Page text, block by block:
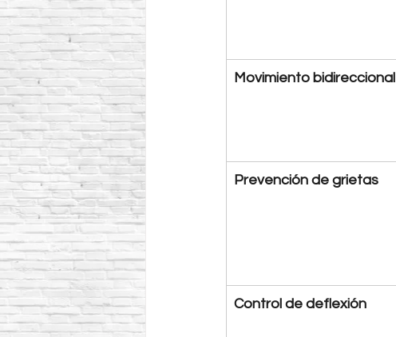
Movimiento bidireccional
Prevención de grietas
Control de deflexión